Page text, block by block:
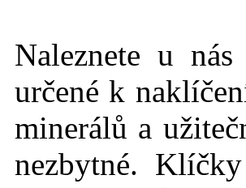
Naleznete u nás
určené k
minerálů a
nezbytné.